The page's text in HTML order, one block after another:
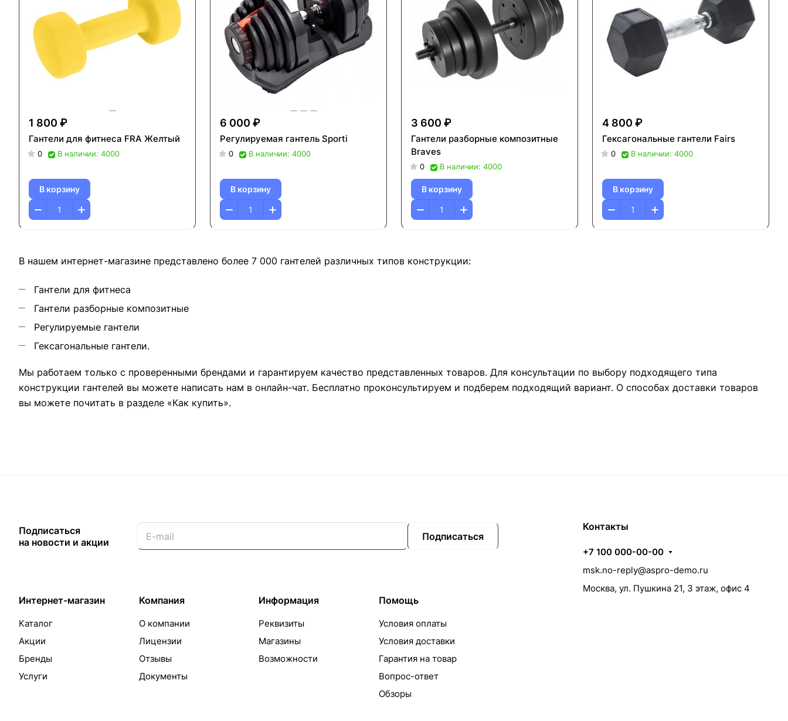
1 800 ₽
Гантели для фитнеса FRA Желтый
0 В наличии: 4000
В корзину
6 000 ₽
Регулируемая гантель Sporti
0 В наличии: 4000
В корзину
3 600 ₽
Гантели разборные композитные
Braves
0 В наличии: 4000
В корзину
4 800 ₽
Гексагональные гантели Fairs
0 В наличии: 4000
В корзину
В нашем интернет-магазине представлено более 7 000 гантелей различных типов конструкции:
Гантели для фитнеса
Гантели разборные композитные
Регулируемые гантели
Гексагональные гантели.
Мы работаем только с проверенными брендами и гарантируем качество представленных товаров. Для консультации по выбору подходящего типа
конструкции гантелей вы можете написать нам в онлайн-чат. Бесплатно проконсультируем и подберем подходящий вариант. О способах доставки товаров
вы можете почитать в разделе «Как купить».
Подписаться
на новости и акции
Подписаться
Интернет-магазин
Каталог
Акции
Бренды
Услуги
Компания
О компании
Лицензии
Отзывы
Документы
Информация
Реквизиты
Магазины
Возможности
Помощь
Условия оплаты
Условия доставки
Гарантия на товар
Вопрос-ответ
Обзоры
Контакты
+7 100 000-00-00
msk.no-reply@aspro-demo.ru
Москва, ул. Пушкина 21, 3 этаж, офис 4